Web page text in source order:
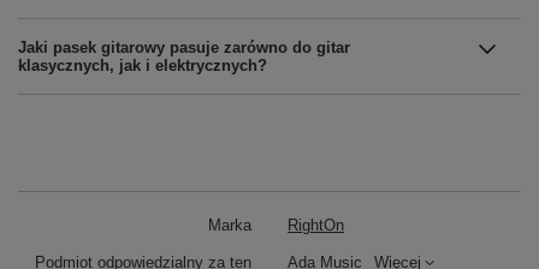
Jaki pasek gitarowy pasuje zarówno do gitar
klasycznych, jak i elektrycznych?
Marka RightOn
Podmiot odpowiedzialny za ten Ada Music Więcej